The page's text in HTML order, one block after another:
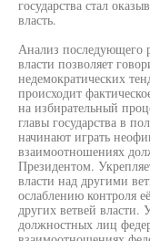
государства стал
власть.
Анализ последующего
власти позволяет
недемократических
происходит
на избирательный
главы государства в
начинают играть
взаимоотношениях
Президентом.
власти над другими
ослаблению контроля
других ветвей власти.
должностных лиц